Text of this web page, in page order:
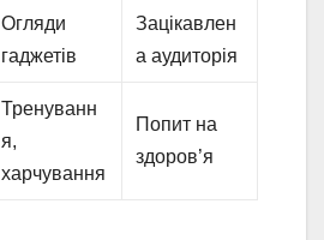
Огляди
гаджетів
Зацікавлен
а аудиторія
Тренуванн
я,
харчування
Попит на
здоров’я